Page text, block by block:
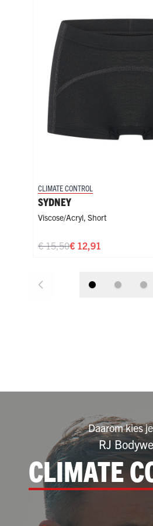
CLIMATE CONTROL
SYDNEY
Viscose/acryl, Short
€ 12,91
€ 15,50
Daarom kies
RJ
CLIMATE